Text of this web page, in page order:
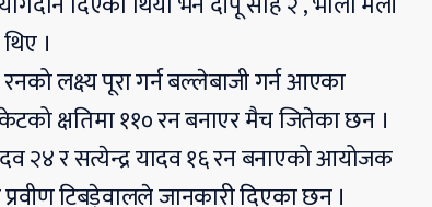
।
लक्ष्य पूरा गर्न बल्लेबाजी गर्न आएका
क्षतिमा ११० रन बनाएर मैच जितेका छन ।
२४ र सत्येन्द्र यादव १६ रन बनाएको आयोजक
टिबड़ेवालले जानकारी दिएका छन ।